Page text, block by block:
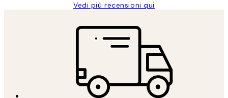
Vedi più recensioni qui